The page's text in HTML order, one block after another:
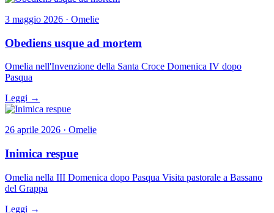
3 maggio 2026 · Omelie
Obediens usque ad mortem
Omelia nell'Invenzione della Santa Croce Domenica IV dopo
Pasqua
Leggi →
26 aprile 2026 · Omelie
Inimica respue
Omelia nella III Domenica dopo Pasqua Visita pastorale a Bassano
del Grappa
Leggi →